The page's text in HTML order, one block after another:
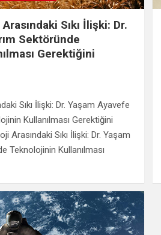
Sıkı İlişki: Dr.
Sektöründe
Gerektiğini
Sıkı İlişki: Dr. Yaşam Ayavefe
Kullanılması Gerektiğini
Arasındaki Sıkı İlişki: Dr. Yaşam
Teknolojinin Kullanılması